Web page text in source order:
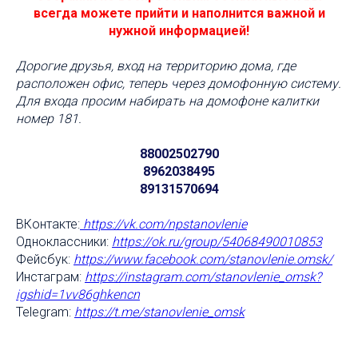
всегда можете прийти и наполнится важной и
нужной информацией!
Дорогие друзья, вход на территорию дома, где
расположен офис, теперь через домофонную систему.
Для входа просим набирать на домофоне калитки
номер 181.
88002502790
8962038495
89131570694
ВКонтакте: https://vk.com/npstanovlenie
Одноклассники: https://ok.ru/group/54068490010853
Фейсбук: https://www.facebook.com/stanovlenie.omsk/
Инстаграм: https://instagram.com/stanovlenie_omsk?
igshid=1vv86ghkencn
Telegram: https://t.me/stanovlenie_omsk